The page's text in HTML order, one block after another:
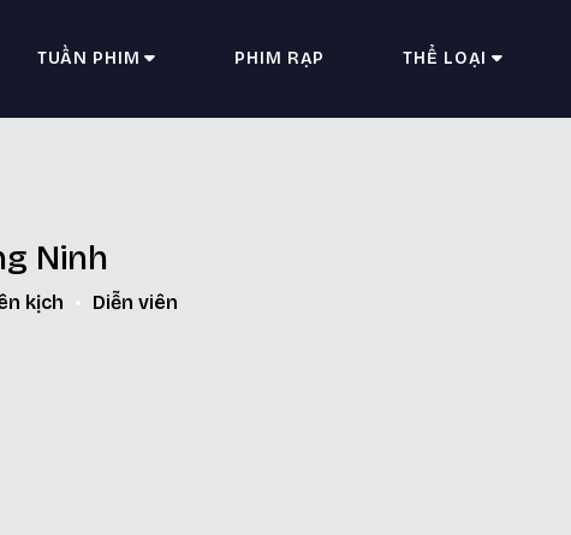
TUẦN PHIM PHIM RẠP THỂ LOẠI
Ninh
kịch Diễn viên